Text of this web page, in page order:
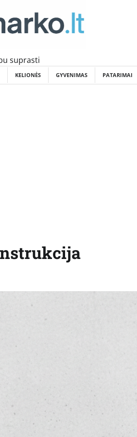
suprasti
KELIONĖS GYVENIMAS PATARIMAI